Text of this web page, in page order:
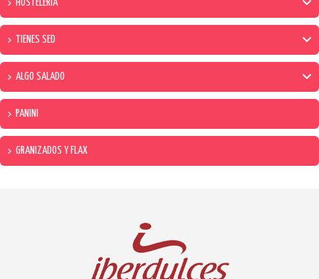
HOSTELERIA
TIENES SED
ALGO SALADO
PANINI
GRANIZADOS Y FLAX